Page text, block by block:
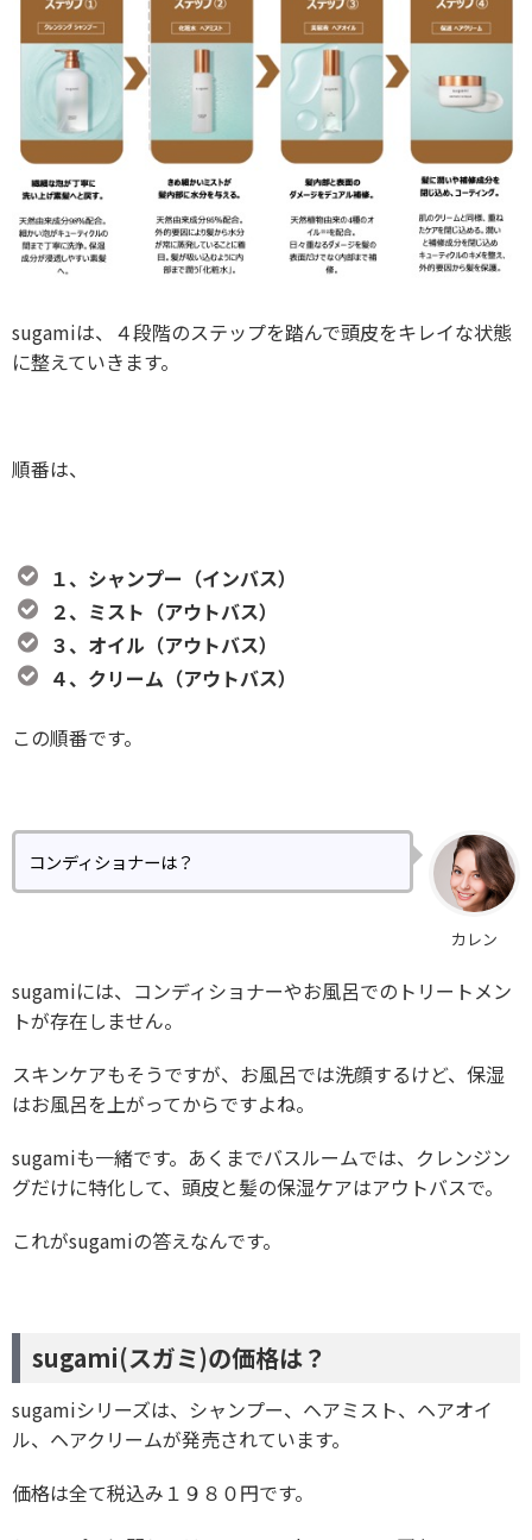
sugamiは、４段階のステップを踏んで頭皮をキレイな状態
に整えていきます。
順番は、
１、シャンプー（インバス）
２、ミスト（アウトバス）
３、オイル（アウトバス）
４、クリーム（アウトバス）
この順番です。
カレン
コンディショナーは？
sugamiには、コンディショナーやお風呂でのトリートメン
トが存在しません。
スキンケアもそうですが、お風呂では洗顔するけど、保湿
はお風呂を上がってからですよね。
sugamiも一緒です。あくまでバスルームでは、クレンジン
グだけに特化して、頭皮と髪の保湿ケアはアウトバスで。
これがsugamiの答えなんです。
sugami(スガミ)の価格は？
sugamiシリーズは、シャンプー、ヘアミスト、ヘアオイ
ル、ヘアクリームが発売されています。
価格は全て税込み１９８０円です。